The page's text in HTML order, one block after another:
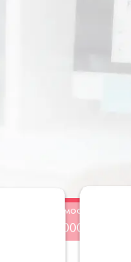
Стоимость
от 4000 руб